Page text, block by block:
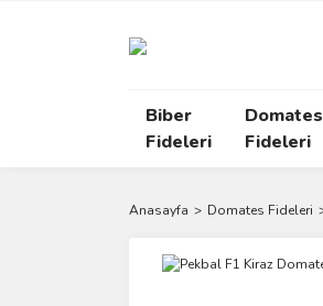
Biber
Fideleri
Domates
Fideleri
Anasayfa Domates Fideleri